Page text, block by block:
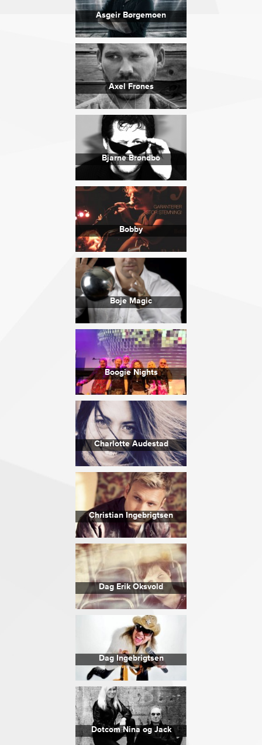
Asgeir Borgemoen
Axel Frønes
Bjarne Brøndbo
Bobby
Boje Magic
Boogie Nights
Charlotte Audestad
Christian Ingebrigtsen
Dag Erik Oksvold
Dag Ingebrigtsen
Dotcom Nina og Jack